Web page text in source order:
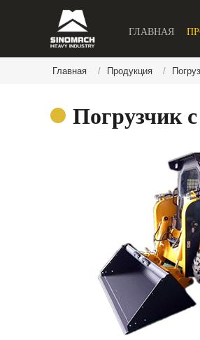
ГЛАВНАЯ
Главная Продукция
Погрузчик